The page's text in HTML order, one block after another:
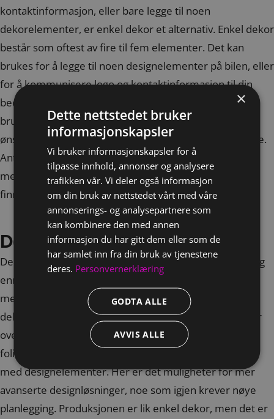
kontaktinformasjon, eller bare legge til noen
dekorelementer, er enkel dekor et alternativ. Enkel dekor
består som oftest av fire til fem elementer. Det kan
brukes for å legge til noen designelementer på bilen, eller
for å kommunisere logo og kontaktinformasjon til din
bedrift. Dette er en god løsning hvis man ikke ønsker å
bruke for mye penger på folieringen, men samtidig
ønsker å fornye bilen eller kommunisere en merkevare.
Antall elementer kan naturligvis være en begrensning,
men her gjelder det å se de kreative mulighetene som
finnes! En enkel og kostnadseffektiv løsning.
Delfoliering med print
Delfoliering med print er en litt mer omfattende løsning
enn enkel dekor. Her dekker man større deler av bilen
med folie, og får slik flere designmuligheter. Ved
delfoliering er det større designelementer som kan går
over dørene eller hele siden. Som oftest består
folieringen av to lag, ett lag med bakgrunnsfarge og ett
med designelementer. Her er det muligheter for mer
avanserte designløsninger, noe som igjen krever nøye
planlegging. Produksjonen er lik enkel dekor, men det er
×
Dette nettstedet bruker
informasjonskapsler
Vi bruker informasjonskapsler for å
tilpasse innhold, annonser og analysere
trafikken vår. Vi deler også informasjon
om din bruk av nettstedet vårt med våre
annonserings- og analysepartnere som
kan kombinere den med annen
informasjon du har gitt dem eller som de
har samlet inn fra din bruk av tjenestene
deres. Personvernerklæring
GODTA ALLE
AVVIS ALLE